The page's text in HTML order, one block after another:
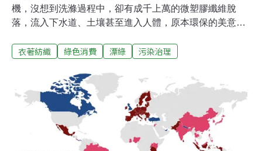
機，沒想到洗滌過程中，卻有成千上萬的微塑膠纖維脫
落，流入下水道、土壤甚至進入人體，原本環保的美意，
紛轉戰再生材質近年再生聚酯纖維（Recycled
Puma、H&M等知名品牌，為強調環保永續，紛紛從原生
材料轉向再生聚酯纖維，甚至成為行銷亮點，許多大公司
也承諾在2030年前完成轉型。比方Nike就在官網上強調，
他們將寶特瓶洗淨、裁切與壓縮後，再製成再生聚酯纖維
的永續製程，「每年讓十億個寶特瓶免於進入垃圾掩埋場
或水溝」。Patagonia則在30多年前就開創先河，成為首
衣著紡織 綠色消費 漂綠 污染治理